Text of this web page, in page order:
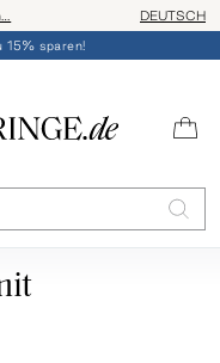
Telefon-
DEUTSCH
sparen!